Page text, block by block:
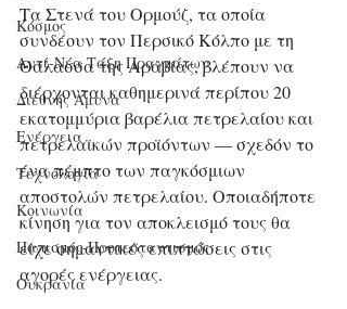
Κόσμος
Αντί-Νέα Τάξη Πραγμάτων
Διεθνής Άμυνα
Ενέργεια
Τεχνολογία
Κοινωνία
Παπισμός-Προτεσταντισμός
Ουκρανία
Τα Στενά του Ορμούζ, τα οποία
συνδέουν τον Περσικό Κόλπο με τη
Θάλασσα της Αραβίας, βλέπουν να
διέρχονται καθημερινά περίπου 20
εκατομμύρια βαρέλια πετρελαίου και
πετρελαϊκών προϊόντων — σχεδόν το
ένα πέμπτο των παγκόσμιων
αποστολών πετρελαίου. Οποιαδήποτε
κίνηση για τον αποκλεισμό τους θα
είχε σημαντικές επιπτώσεις στις
αγορές ενέργειας.